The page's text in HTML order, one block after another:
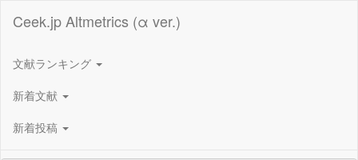
Ceek.jp Altmetrics (α ver.)
文献ランキング
新着文献
新着投稿